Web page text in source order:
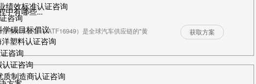
绩效标准认证咨询
咨询
学碳目标倡议
塑料认证咨询
咨询
证咨询
质制造商认证咨询
中有哪些...
理体系认证（IATF16949）是全球汽车供应链的"黄
获取方案